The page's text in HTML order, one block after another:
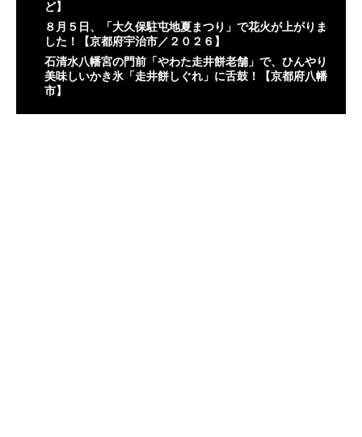
ど】
８月５日、「大久保駐屯地夏まつり」で花火が上がりま
した！【京都府宇治市／２０２６】
石清水八幡宮の門前「やわた走井餅老舗」で、ひんやり
美味しいかき氷「走井餅しぐれ」に舌鼓！【京都府八幡
市】